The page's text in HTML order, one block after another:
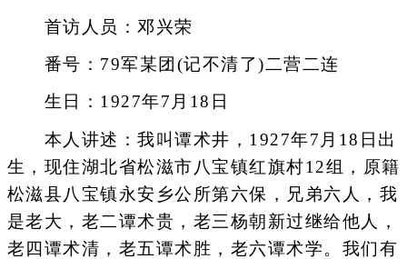
首访人员：邓兴荣
番号：79军某团(记不清了)二营二连
生日：1927年7月18日
本人讲述：我叫谭术井，1927年7月18日出
生，现住湖北省松滋市八宝镇红旗村12组，原籍
松滋县八宝镇永安乡公所第六保，兄弟六人，我
是老大，老二谭术贵，老三杨朝新过继给他人，
老四谭术清，老五谭术胜，老六谭术学。我们有